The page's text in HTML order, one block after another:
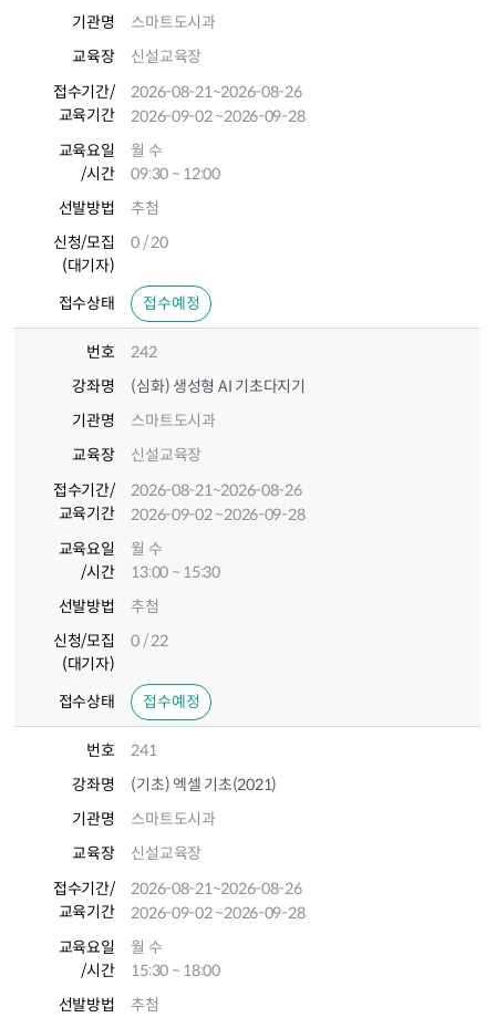
기관명
스마트도시과
교육장
신설교육장
접수기간/
교육기간
2026-08-21~2026-08-26
2026-09-02~2026-09-28
교육요일
/시간
월 수
09:30 ~ 12:00
선발방법
추첨
신청/모집
(대기자)
0 / 20
접수상태 접수예정
번호
242
강좌명
(심화) 생성형 AI 기초다지기
기관명
스마트도시과
교육장
신설교육장
접수기간/
교육기간
2026-08-21~2026-08-26
2026-09-02~2026-09-28
교육요일
/시간
월 수
13:00 ~ 15:30
선발방법
추첨
신청/모집
(대기자)
0 / 22
접수상태 접수예정
번호
241
강좌명
(기초) 엑셀 기초(2021)
기관명
스마트도시과
교육장
신설교육장
접수기간/
교육기간
2026-08-21~2026-08-26
2026-09-02~2026-09-28
교육요일
/시간
월 수
15:30 ~ 18:00
선발방법
추첨